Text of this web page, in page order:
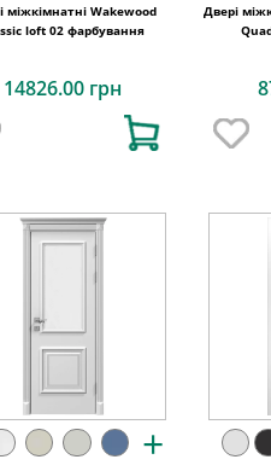
міжкімнатні Wakewood
loft 02 фарбування
14826.00 грн
Двері
+